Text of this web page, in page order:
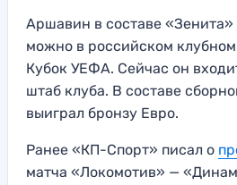
Аршавин в составе «Зенита»
можно в российском
Кубок УЕФА. Сейчас он
штаб клуба. В составе
выиграл бронзу Евро.
Ранее «КП-Спорт» писал о
матча «Локомотив» —